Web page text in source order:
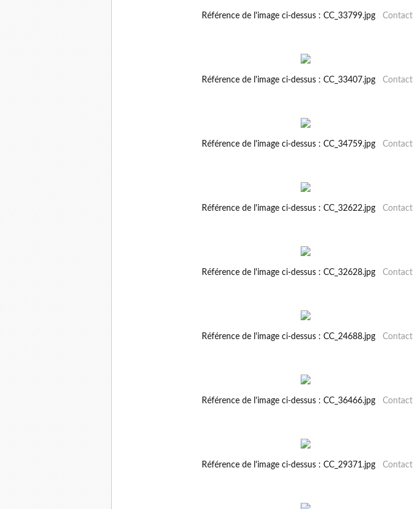
Référence de l'image ci-dessus : CC_33799.jpg Contact
Référence de l'image ci-dessus : CC_33407.jpg Contact
Référence de l'image ci-dessus : CC_34759.jpg Contact
Référence de l'image ci-dessus : CC_32622.jpg Contact
Référence de l'image ci-dessus : CC_32628.jpg Contact
Référence de l'image ci-dessus : CC_24688.jpg Contact
Référence de l'image ci-dessus : CC_36466.jpg Contact
Référence de l'image ci-dessus : CC_29371.jpg Contact